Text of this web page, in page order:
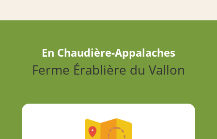
En Chaudière-Appalaches
Ferme Érablière du Vallon